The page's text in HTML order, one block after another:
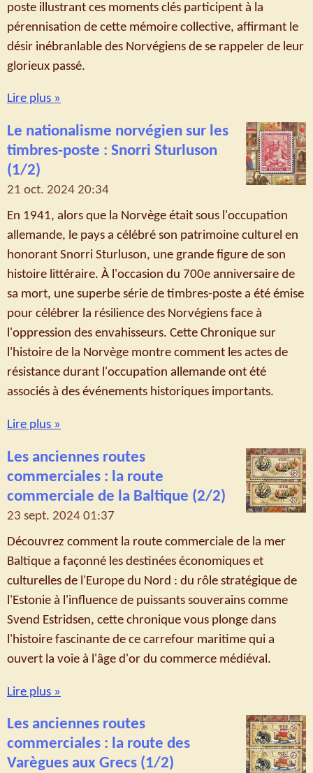
poste illustrant ces moments clés participent à la
pérennisation de cette mémoire collective, affirmant le
désir inébranlable des Norvégiens de se rappeler de leur
glorieux passé.
Lire plus »
Le nationalisme norvégien sur les
timbres-poste : Snorri Sturluson
(1/2)
21 oct. 2024 20:34
En 1941, alors que la Norvège était sous l'occupation
allemande, le pays a célébré son patrimoine culturel en
honorant Snorri Sturluson, une grande figure de son
histoire littéraire. À l'occasion du 700e anniversaire de
sa mort, une superbe série de timbres-poste a été émise
pour célébrer la résilience des Norvégiens face à
l'oppression des envahisseurs. Cette Chronique sur
l'histoire de la Norvège montre comment les actes de
résistance durant l'occupation allemande ont été
associés à des événements historiques importants.
Lire plus »
Les anciennes routes
commerciales : la route
commerciale de la Baltique (2/2)
23 sept. 2024 01:37
Découvrez comment la route commerciale de la mer
Baltique a façonné les destinées économiques et
culturelles de l'Europe du Nord : du rôle stratégique de
l'Estonie à l'influence de puissants souverains comme
Svend Estridsen, cette chronique vous plonge dans
l'histoire fascinante de ce carrefour maritime qui a
ouvert la voie à l'âge d'or du commerce médiéval.
Lire plus »
Les anciennes routes
commerciales : la route des
Varègues aux Grecs (1/2)